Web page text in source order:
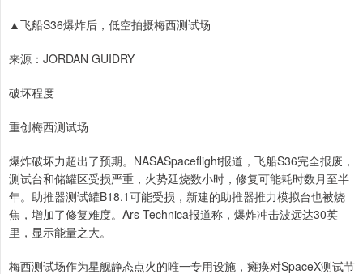
▲飞船S36爆炸后，低空拍摄梅西测试场
来源：JORDAN GUIDRY
破坏程度
重创梅西测试场
爆炸破坏力超出了预期。NASASpaceflight报道，飞船S36完全报废，
测试台和储罐区受损严重，火势延烧数小时，修复可能耗时数月至半
年。助推器测试罐B18.1可能受损，新建的助推器推力模拟台也被烧
焦，增加了修复难度。Ars Technica报道称，爆炸冲击波远达30英
里，显示能量之大。
梅西测试场作为星舰静态点火的唯一专用设施，瘫痪对SpaceX测试节